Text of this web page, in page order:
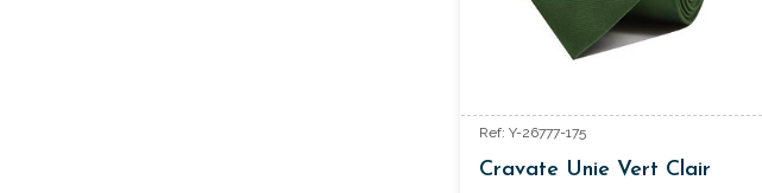
Ref: Y-26777-175
Cravate Unie Vert Clair